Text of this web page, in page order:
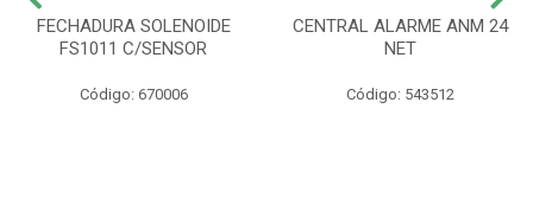
FECHADURA SOLENOIDE
FS1011 C/SENSOR
Código: 670006
CENTRAL ALARME ANM 24
NET
Código: 543512